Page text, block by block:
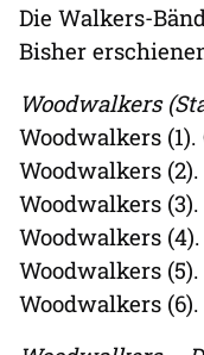
Die Walkers-
Bisher
Woodwalkers
Woodwalkers
Woodwalkers
Woodwalkers
Woodwalkers
Woodwalkers
Woodwalkers